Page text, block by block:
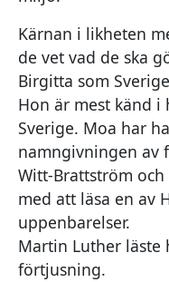
Kärnan i likheten
de vet vad de ska
Birgitta som
Hon är mest känd i
Sverige. Moa har
namngivningen av
Witt-Brattström
med att läsa en av
uppenbarelser.
Martin Luther läste
förtjusning.